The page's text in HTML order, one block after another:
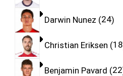
Darwin Nunez 24
Christian Eriksen 18
Benjamin Pavard 22